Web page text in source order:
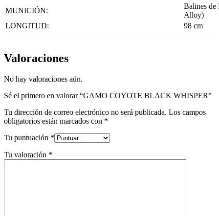
MUNICIÓN:
Balines de
Alloy)
LONGITUD:
98 cm
Valoraciones
No hay valoraciones aún.
Sé el primero en valorar “GAMO COYOTE BLACK WHISPER”
Tu dirección de correo electrónico no será publicada. Los campos
obligatorios están marcados con *
Tu puntuación *
Tu valoración *